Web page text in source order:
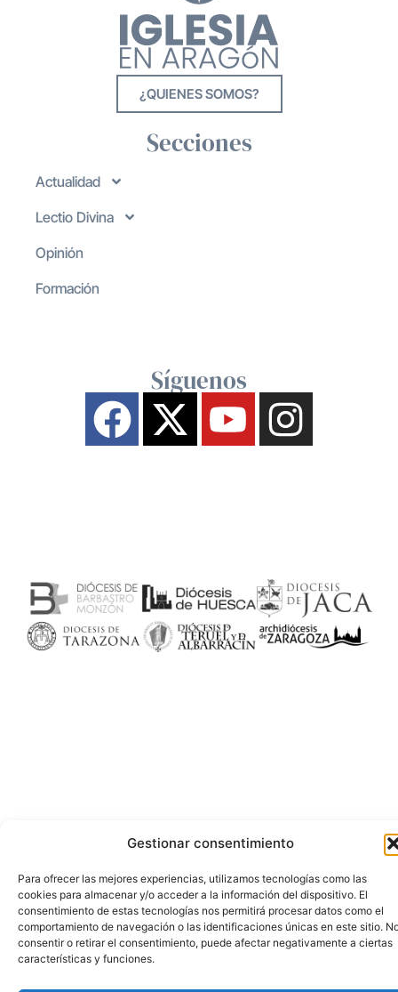
Gestionar consentimiento
Para ofrecer las mejores experiencias, utilizamos tecnologías como las
cookies para almacenar y/o acceder a la información del dispositivo. El
consentimiento de estas tecnologías nos permitirá procesar datos como el
comportamiento de navegación o las identificaciones únicas en este sitio.
consentir o retirar el consentimiento, puede afectar negativamente a ciertas
características y funciones.
¿QUIENES SOMOS?
Secciones
Actualidad
Lectio Divina
Opinión
Formación
Síguenos